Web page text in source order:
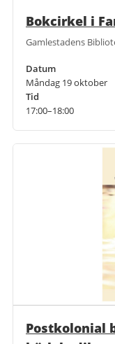
Bokcirkel i
Gamlestadens
Datum
Måndag 19 oktober
Tid
17:00–18:00
Postkolonial